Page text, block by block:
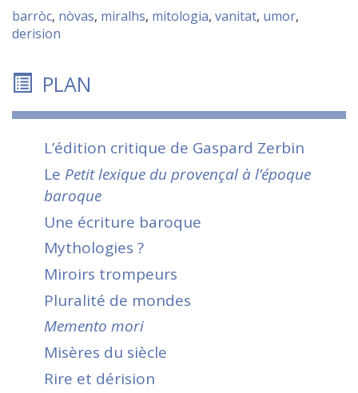
barròc, nòvas, miralhs, mitologia, vanitat, umor,
derision
PLAN
L’édition critique de Gaspard Zerbin
Le Petit lexique du provençal à l’époque
baroque
Une écriture baroque
Mythologies ?
Miroirs trompeurs
Pluralité de mondes
Memento mori
Misères du siècle
Rire et dérision